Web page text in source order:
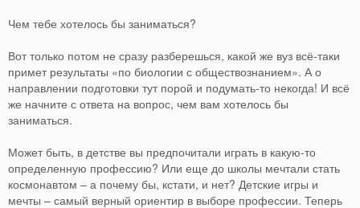
Чем тебе хотелось бы заниматься?
Вот только потом не сразу разберешься, какой же вуз всё-таки
примет результаты «по биологии с обществознанием». А о
направлении подготовки тут порой и подумать-то некогда! И всё
же начните с ответа на вопрос, чем вам хотелось бы
заниматься.
Может быть, в детстве вы предпочитали играть в какую-то
определенную профессию? Или еще до школы мечтали стать
космонавтом – а почему бы, кстати, и нет? Детские игры и
мечты – самый верный ориентир в выборе профессии. Теперь